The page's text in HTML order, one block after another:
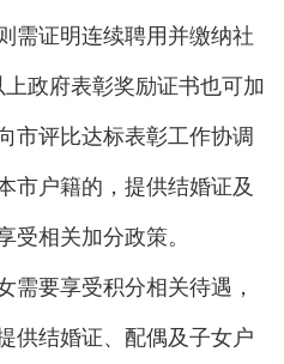
需证明连续聘用并缴纳社
政府表彰奖励证书也可加
市评比达标表彰工作协调
市户籍的，提供结婚证及
受相关加分政策。
要享受积分相关待遇，
供结婚证、配偶及子女户